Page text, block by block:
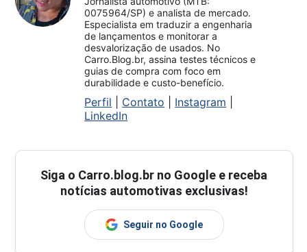
0075964/SP) e analista de mercado.
Especialista em traduzir a engenharia
de lançamentos e monitorar a
desvalorização de usados. No
Carro.Blog.br, assina testes técnicos e
guias de compra com foco em
durabilidade e custo-benefício.
Perfil Contato Instagram
LinkedIn
Siga o Carro.blog.br no Google e receba
notícias automotivas exclusivas!
Seguir no Google